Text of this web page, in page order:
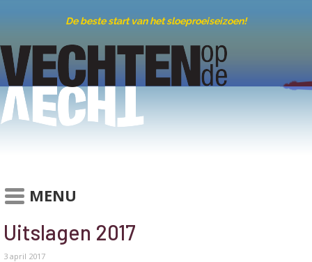
De beste start van het sloeproeiseizoen!
MENU
Uitslagen 2017
3 april 2017